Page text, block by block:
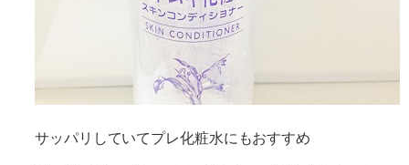
サッパリしていてプレ化粧水にもおすすめ